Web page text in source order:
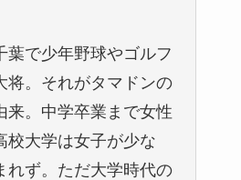
葉で少年野球やゴルフ
将。それがタマドンの
来。中学卒業まで女性
校大学は女子が少な
れず。ただ大学時代の